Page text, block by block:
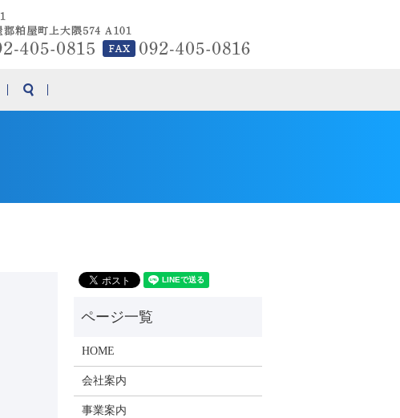
HOME
会社案内
事業案内